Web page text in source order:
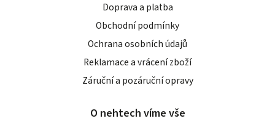
Doprava a platba
Obchodní podmínky
Ochrana osobních údajů
Reklamace a vrácení zboží
Záruční a pozáruční opravy
O nehtech víme vše